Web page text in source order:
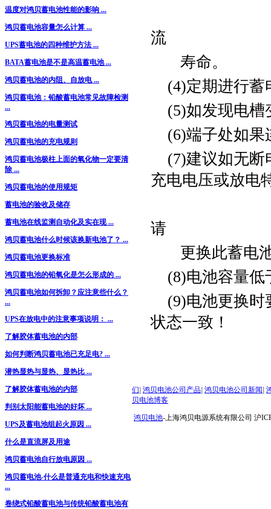
温度对鸿贝蓄电池性能的影响 ...
鸿贝蓄电池容量怎么计算 ...
UPS蓄电池的四种维护方法 ...
BATA蓄电池是不是高温蓄电池 ...
鸿贝蓄电池的内阻、自放电 ...
鸿贝蓄电池：铅酸蓄电池常见故障检测
...
鸿贝蓄电池的电量测试
鸿贝蓄电池的充电规则
鸿贝蓄电池极柱上面的氧化物一定要清
除 ...
鸿贝蓄电池的使用规矩
蓄电池的验收及储存
蓄电池在线监测自动化及实在现 ...
鸿贝蓄电池什么时候该换新电池了？ ...
鸿贝蓄电池更换标准
鸿贝蓄电池的铅氧化是怎么形成的 ...
鸿贝蓄电池如何拆卸？应注意些什么？
...
UPS在放电中的注意事项说明： ...
了解胶体蓄电池的内部
如何判断鸿贝蓄电池已充足电? ...
潜热显热与显热、显热比 ...
了解胶体蓄电池的内部
判别太阳能蓄电池的好坏 ...
UPS及蓄电池组起火原因 ...
什么是直流屏及用途
鸿贝蓄电池自行放电原因 ...
鸿贝蓄电池-什么是普通充电和快速充电
...
卷绕式铅酸蓄电池与传统铅酸蓄电池有
流
寿命。
(4)定期进行蓄
(5)如发现电槽
(6)端子处如果
(7)建议如无断
充电电压或放电
请
更换此蓄电
(8)电池容量低
(9)电池更换时
状态一致！
们 鸿贝电池公司产品 鸿贝电池公司新闻
贝电池博客
鸿贝电池-上海鸿贝电源系统有限公司 沪